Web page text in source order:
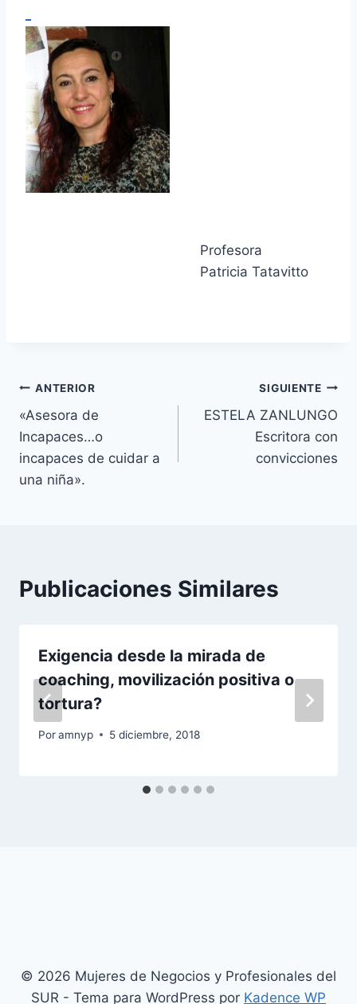
Profesora
Patricia Tatavitto
Navegación
de
entradas
ANTERIOR
«Asesora de
Incapaces…o
incapaces de cuidar a
una niña».
SIGUIENTE
ESTELA ZANLUNGO
Escritora con
convicciones
Publicaciones Similares
Exigencia desde la mirada de
coaching, movilización positiva o
tortura?
Poramnyp 5 diciembre, 2018
© 2026 Mujeres de Negocios y Profesionales del
SUR - Tema para WordPress por Kadence WP